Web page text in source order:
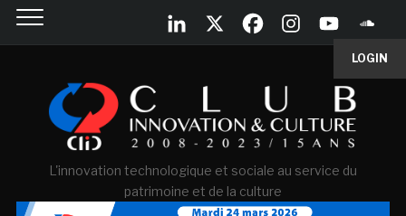
LOGIN
L'innovation technologique et sociale au service du
patrimoine et de la culture